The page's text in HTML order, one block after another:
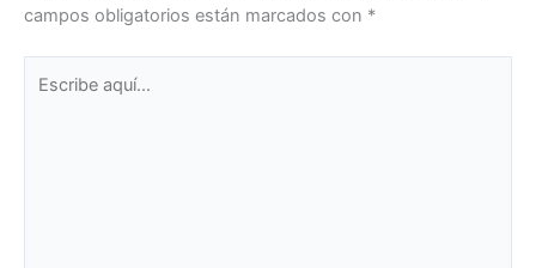
campos obligatorios están marcados con *
aquí...